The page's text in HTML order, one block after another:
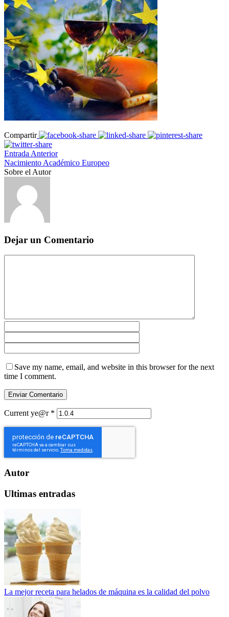
Compartir
Entrada Anterior
Nacimiento Académico Europeo
Sobre el Autor
Dejar un Comentario
Save my name, email, and website in this browser for the next
time I comment.
Current ye@r *
Autor
Ultimas entradas
La mejor receta para helados de máquina es la calidad del polvo